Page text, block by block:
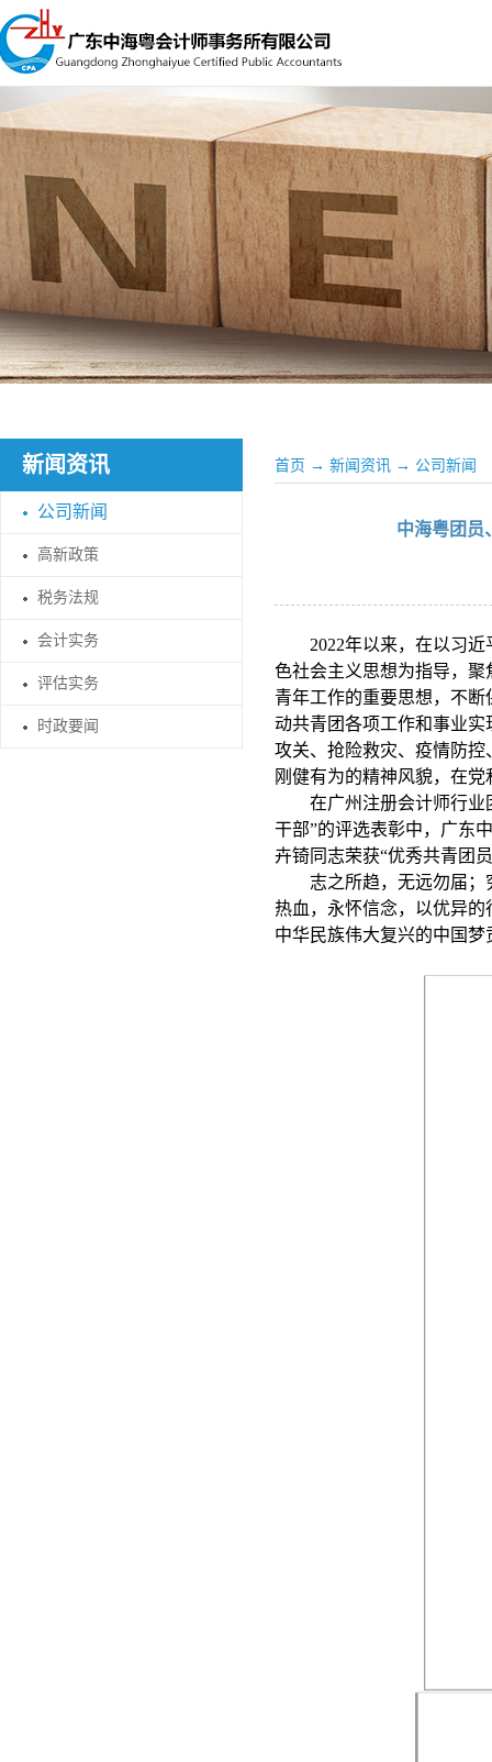
新闻资讯
公司新闻
高新政策
税务法规
会计实务
评估实务
时政要闻
首页 → 新闻资讯 → 公司新闻
中海粤团员
2022年以来，在以习近
色社会主义思想为指导，
青年工作的重要思想，不
动共青团各项工作和事业
攻关、抢险救灾、疫情防
刚健有为的精神风貌，在
在广州注册会计师行业
干部”的评选表彰中，广东
卉锜同志荣获“优秀共青团
志之所趋，无远勿届
热血，永怀信念，以优异
中华民族伟大复兴的中国梦